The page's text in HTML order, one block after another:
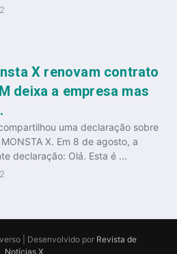
X renovam contrato
deixa a empresa mas
uma declaração sobre
X. Em 8 de agosto, a
declaração: Olá. Esta é ...
| Desenvolvido por Revista de
Notícias X